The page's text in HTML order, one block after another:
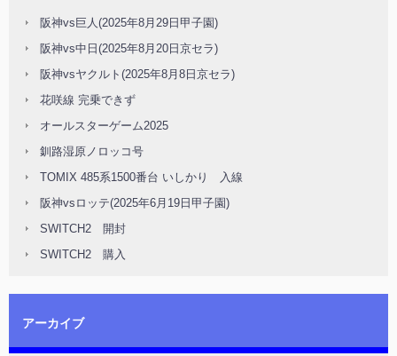
阪神vs巨人(2025年8月29日甲子園)
阪神vs中日(2025年8月20日京セラ)
阪神vsヤクルト(2025年8月8日京セラ)
花咲線 完乗できず
オールスターゲーム2025
釧路湿原ノロッコ号
TOMIX 485系1500番台 いしかり 入線
阪神vsロッテ(2025年6月19日甲子園)
SWITCH2 開封
SWITCH2 購入
アーカイブ